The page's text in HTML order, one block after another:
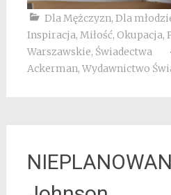
Dla Mężczyzn, Dla
Inspiracja, Miłość, Okupacja,
Warszawskie, Świadectwa
Ackerman, Wydawnictwo